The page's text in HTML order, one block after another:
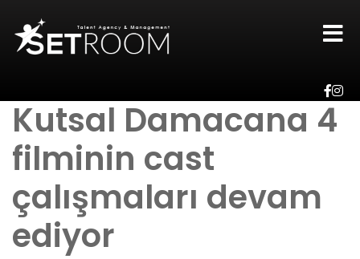
Kutsal Damacana 4
filminin cast
çalışmaları devam
ediyor